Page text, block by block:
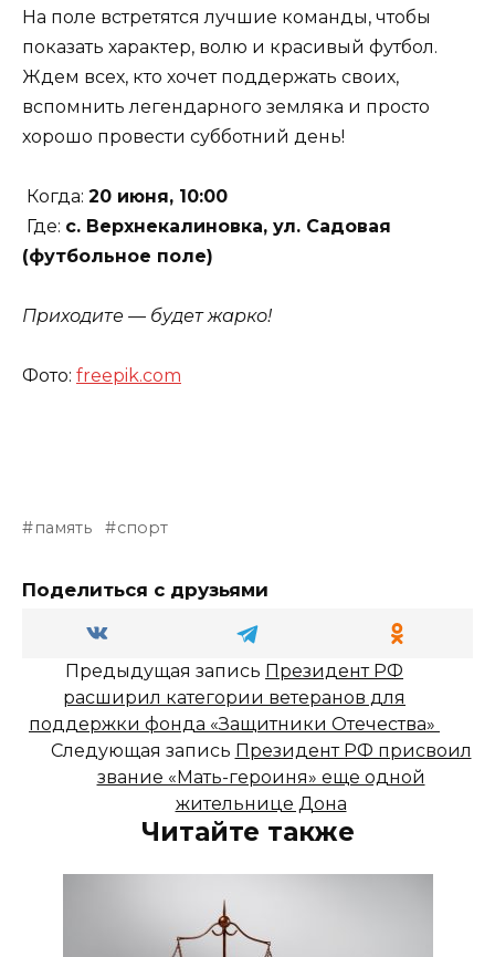
На поле встретятся лучшие команды, чтобы
показать характер, волю и красивый футбол.
Ждем всех, кто хочет поддержать своих,
вспомнить легендарного земляка и просто
хорошо провести субботний день!
Когда: 20 июня, 10:00
Где: с. Верхнекалиновка, ул. Садовая
(футбольное поле)
Приходите — будет жарко!
Фото: freepik.com
память спорт
Поделиться с друзьями
Предыдущая запись Президент РФ
расширил категории ветеранов для
поддержки фонда «Защитники Отечества»
Следующая запись Президент РФ присвоил
звание «Мать-героиня» еще одной
жительнице Дона
Читайте также